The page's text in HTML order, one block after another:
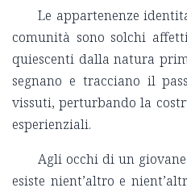
Le appartenenze
comunità sono solchi
quiescenti dalla natura
segnano e tracciano il
vissuti, perturbando la
esperienziali.
Agli occhi di un
esiste nient’altro e